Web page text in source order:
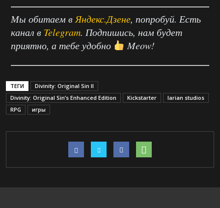
Мы обитаем в Яндекс.Дзене, попробуй. Есть
канал в Telegram. Подпишись, нам будет
приятно, а тебе удобно
Meow!
ТЕГИ
Divinity: Original Sin II
Divinity: Original Sin’s Enhanced Edition
Kickstarter
larian studios
RPG
игры